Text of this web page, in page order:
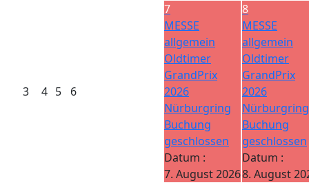
3 4 5 6
7
MESSE
allgemein
Oldtimer
GrandPrix
2026
Nürburgring
Buchung
geschlossen
Datum :
7. August 2026
8
MESSE
allgemein
Oldtimer
GrandPrix
2026
Nürburgring
Buchung
geschlossen
Datum :
8. August